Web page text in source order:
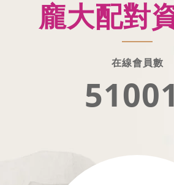
龐大配對
在線會員數
51002